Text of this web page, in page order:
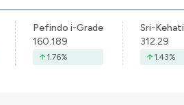
Pefindo i-Grade
160.189
1.76%
Sri-Kehati
312.29
1.43%